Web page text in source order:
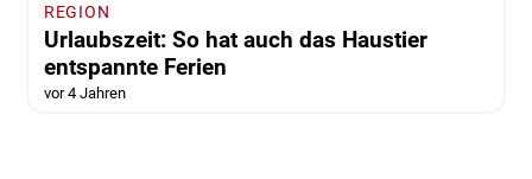
REGION
Urlaubszeit: So hat auch das Haustier
entspannte Ferien
vor 4 Jahren